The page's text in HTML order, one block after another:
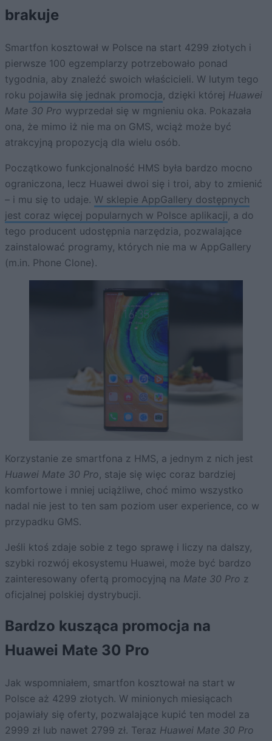
brakuje
Smartfon kosztował w Polsce na start 4299 złotych i
pierwsze 100 egzemplarzy potrzebowało ponad
tygodnia, aby znaleźć swoich właścicieli. W lutym tego
roku pojawiła się jednak promocja, dzięki której Huawei
Mate 30 Pro wyprzedał się w mgnieniu oka. Pokazała
ona, że mimo iż nie ma on GMS, wciąż może być
atrakcyjną propozycją dla wielu osób.
Początkowo funkcjonalność HMS była bardzo mocno
ograniczona, lecz Huawei dwoi się i troi, aby to zmienić
– i mu się to udaje. W sklepie AppGallery dostępnych
jest coraz więcej popularnych w Polsce aplikacji, a do
tego producent udostępnia narzędzia, pozwalające
zainstalować programy, których nie ma w AppGallery
(m.in. Phone Clone).
Korzystanie ze smartfona z HMS, a jednym z nich jest
Huawei Mate 30 Pro, staje się więc coraz bardziej
komfortowe i mniej uciążliwe, choć mimo wszystko
nadal nie jest to ten sam poziom user experience, co w
przypadku GMS.
Jeśli ktoś zdaje sobie z tego sprawę i liczy na dalszy,
szybki rozwój ekosystemu Huawei, może być bardzo
zainteresowany ofertą promocyjną na Mate 30 Pro z
oficjalnej polskiej dystrybucji.
Bardzo kusząca promocja na
Huawei Mate 30 Pro
Jak wspomniałem, smartfon kosztował na start w
Polsce aż 4299 złotych. W minionych miesiącach
pojawiały się oferty, pozwalające kupić ten model za
2999 zł lub nawet 2799 zł. Teraz Huawei Mate 30 Pro